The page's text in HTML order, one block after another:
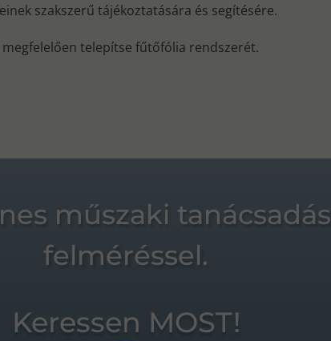
szakszerű tájékoztatására és segítésére.
megfelelően telepítse fűtőfólia rendszerét.
műszaki tanácsadás
felméréssel.
Keressen MOST!